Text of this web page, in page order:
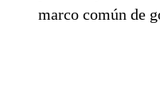
marco común de